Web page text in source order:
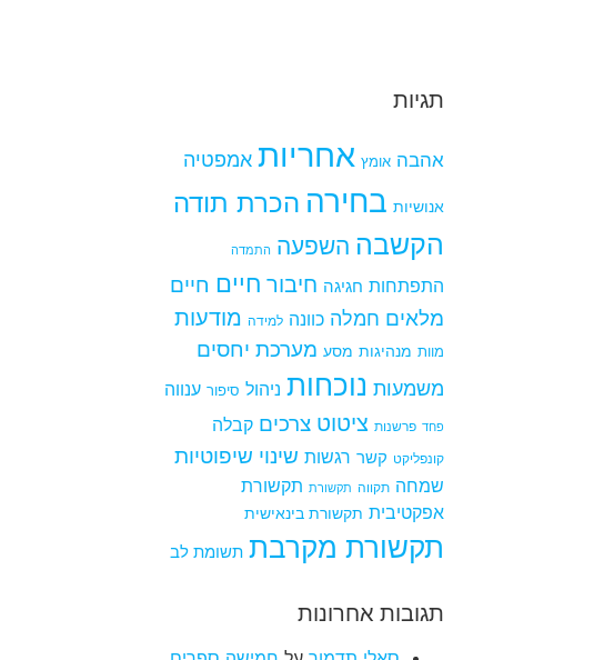
תגיות
אהבה אומץ אחריות אמפטיה
אנושיות בחירה הכרת תודה
הקשבה השפעה התמדה
התפתחות חגיגה חיבור חיים חיים
מלאים חמלה כוונה למידה מודעות
מוות מנהיגות מסע מערכת יחסים
משמעות נוכחות ניהול סיפור ענווה
פחד פרשנות ציטוט צרכים קבלה
קונפליקט קשר רגשות שינוי שיפוטיות
שמחה תקווה תקשורת תקשורת
אפקטיבית תקשורת בינאישית
תקשורת מקרבת תשומת לב
תגובות אחרונות